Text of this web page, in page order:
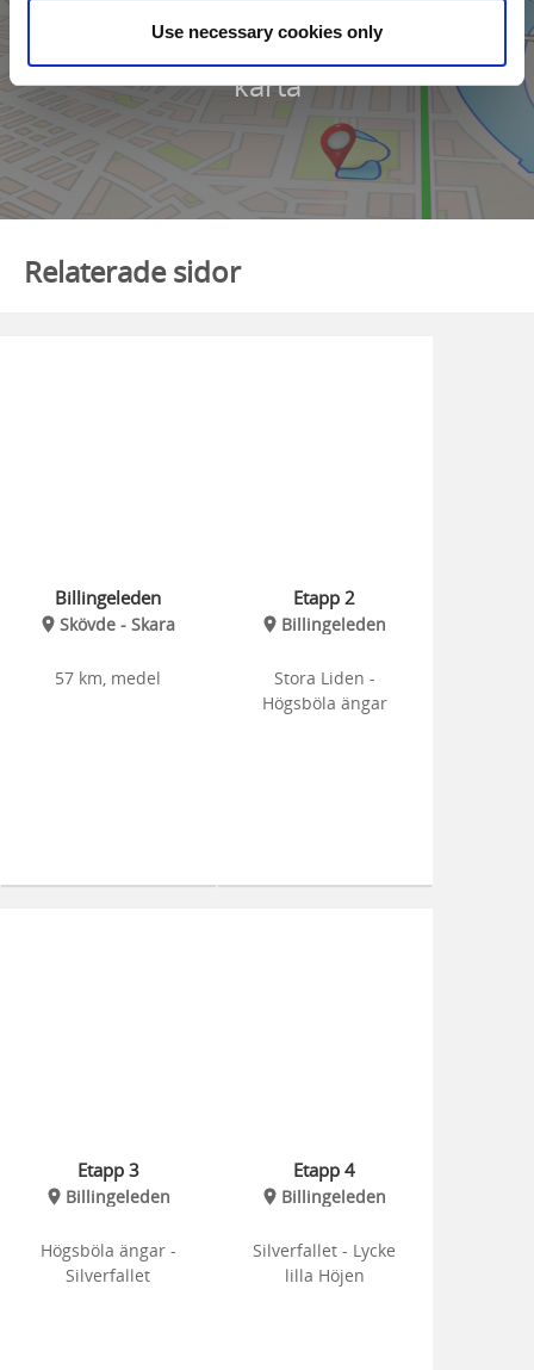
Use necessary cookies only
Klicka för att visa
karta
Relaterade sidor
Billingeleden
Skövde - Skara
57 km, medel
Etapp 2
Billingeleden
Stora Liden -
Högsböla ängar
Etapp 3
Billingeleden
Högsböla ängar -
Silverfallet
Etapp 4
Billingeleden
Silverfallet - Lycke
lilla Höjen